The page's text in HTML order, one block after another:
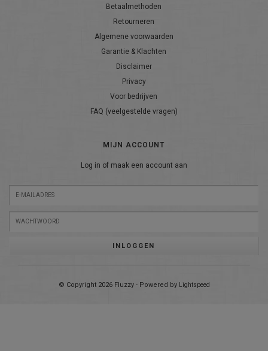
Betaalmethoden
Retourneren
Algemene voorwaarden
Garantie & Klachten
Disclaimer
Privacy
Voor bedrijven
FAQ (veelgestelde vragen)
MIJN ACCOUNT
Log in of maak een account aan
INLOGGEN
© Copyright 2026 Fluzzy - Powered by Lightspeed